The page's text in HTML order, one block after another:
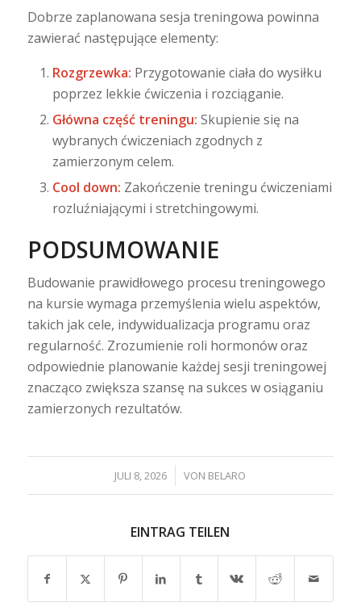
Dobrze zaplanowana sesja treningowa powinna
zawierać następujące elementy:
Rozgrzewka: Przygotowanie ciała do wysiłku
poprzez lekkie ćwiczenia i rozciąganie.
Główna część treningu: Skupienie się na
wybranych ćwiczeniach zgodnych z
zamierzonym celem.
Cool down: Zakończenie treningu ćwiczeniami
rozluźniającymi i stretchingowymi.
PODSUMOWANIE
Budowanie prawidłowego procesu treningowego
na kursie wymaga przemyślenia wielu aspektów,
takich jak cele, indywidualizacja programu oraz
regularność. Zrozumienie roli hormonów oraz
odpowiednie planowanie każdej sesji treningowej
znacząco zwiększa szansę na sukces w osiąganiu
zamierzonych rezultatów.
JULI 8, 2026
/ VON BELARO
EINTRAG TEILEN